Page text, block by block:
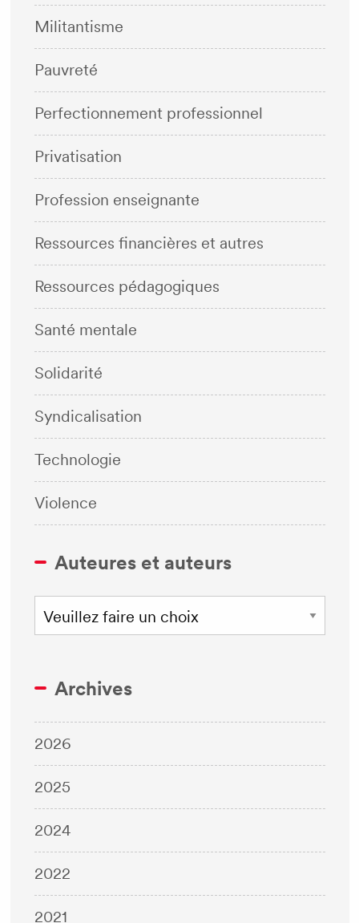
Militantisme
Pauvreté
Perfectionnement professionnel
Privatisation
Profession enseignante
Ressources financières et autres
Ressources pédagogiques
Santé mentale
Solidarité
Syndicalisation
Technologie
Violence
Auteures et auteurs
Archives
2026
2025
2024
2022
2021